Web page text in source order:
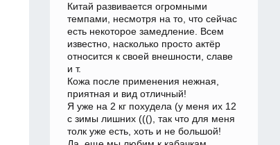
Китай развивается огромными
темпами, несмотря на то, что сейчас
есть некоторое замедление. Всем
известно, насколько просто актёр
относится к своей внешности, славе
и т.
Кожа после применения нежная,
приятная и вид отличный!
Я уже на 2 кг похудела (у меня их 12
с зимы лишних (((), так что для меня
толк уже есть, хоть и не большой!